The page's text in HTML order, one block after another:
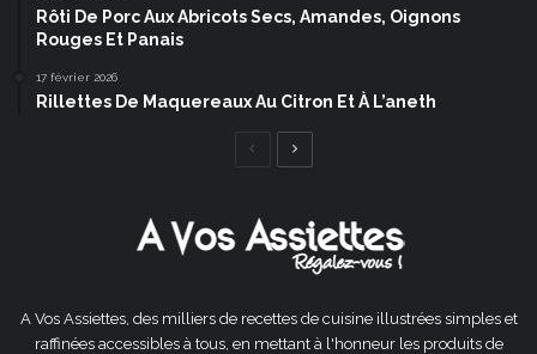
Rôti De Porc Aux Abricots Secs, Amandes, Oignons
Rouges Et Panais
17 février 2026
Rillettes De Maquereaux Au Citron Et À L’aneth
Page
A Vos Assiettes, des milliers de recettes de cuisine illustrées simples et
raffinées accessibles à tous, en mettant à l'honneur les produits de